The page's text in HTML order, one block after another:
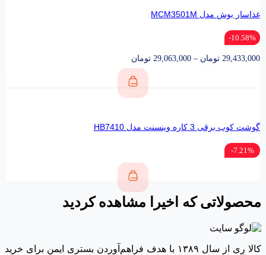
غذاساز بوش مدل MCM3501M
10.58%-
29,433,000 تومان –
29,063,000 تومان
گوشت کوب برقی 3 کاره وینسنت مدل HB7410
7.21%-
محصولاتی که اخیرا مشاهده کردید
کالا رِی از سال ۱۳۸۹ با هدف فراهم‌آوردن بستری ایمن برای خرید